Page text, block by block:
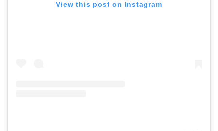
View this post on Instagram